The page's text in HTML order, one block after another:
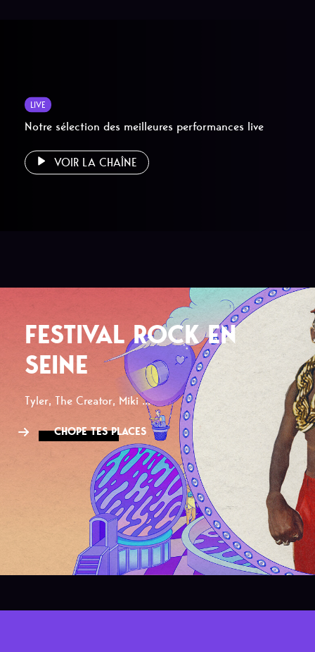
LIVE
Notre sélection des meilleures performances live
VOIR LA CHAÎNE
FESTIVAL ROCK EN
SEINE
Tyler, The Creator, Miki ...
CHOPE TES PLACES